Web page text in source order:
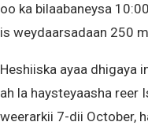
oo ka bilaabaneysa
is weydaarsadaan 250
Heshiiska ayaa dhigaya
ah la haysteyaasha reer
weerarkii 7-dii October,